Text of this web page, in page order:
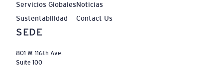
Servicios Globales
Sustentabilidad
Noticias
Contact Us
SEDE
801 W. 116th Ave.
Suite 100